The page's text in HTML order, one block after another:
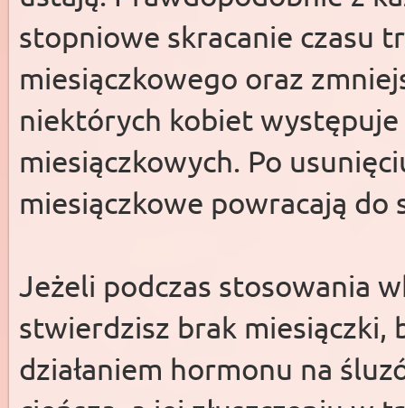
stopniowe skracanie czasu
miesiączkowego oraz
niektórych kobiet
miesiączkowych. Po
miesiączkowe powracają do
Jeżeli podczas stosowania
stwierdzisz brak miesiączki,
działaniem hormonu na